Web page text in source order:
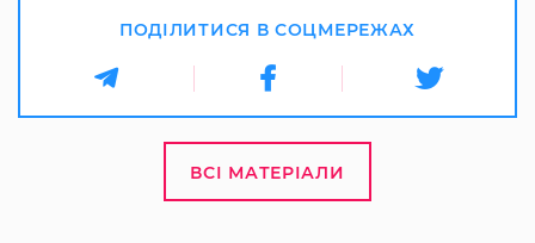
ПОДІЛИТИСЯ В СОЦМЕРЕЖАХ
ВСІ МАТЕРІАЛИ